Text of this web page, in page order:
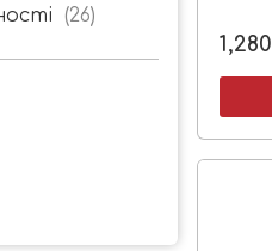
(26)
1,280